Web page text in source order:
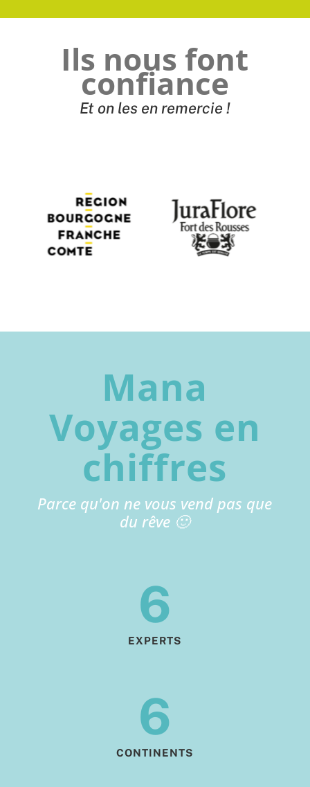
Ils nous font
confiance
Et on les en remercie !
Mana
Voyages en
chiffres
Parce qu'on ne vous vend pas que
du rêve 🙂
6
EXPERTS
6
CONTINENTS